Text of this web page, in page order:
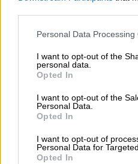
Please note that this website/
not limited to your visit or
grant or deny consent to
use your data for below
consent section.
Personal Data Processing
I want to opt-out of the
personal data.
Opted In
I want to opt-out of the
Personal Data.
Opted In
I want to opt-out of
Personal Data for
Opted In
της Τουρκίας, είχαμε
επηρεάσει ευρύτερες
συνέβη γιατί και την
σεισμούς πάνω από 5
Ρίχτερ στο βόρειο
αργότερα, στις 7
μεγάλο σεισμό στην
αποκλείεται να
επηρεασμούς από